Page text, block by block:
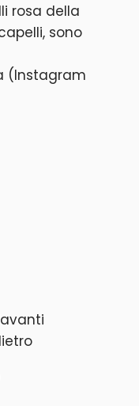
rosa della
sono
(Instagram